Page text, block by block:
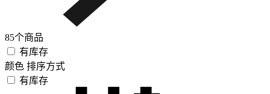
85个商品
有库存
颜色 排序方式
有库存